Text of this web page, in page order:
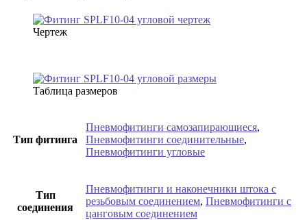
Чертеж
Таблица размеров
Тип фитинга
Пневмофитинги самозапирающиеся,
Пневмофитинги соединительные,
Пневмофитинги угловые
Тип
соединения
Пневмофитинги и наконечники штока с
резьбовым соединением, Пневмофитинги с
цанговым соединением